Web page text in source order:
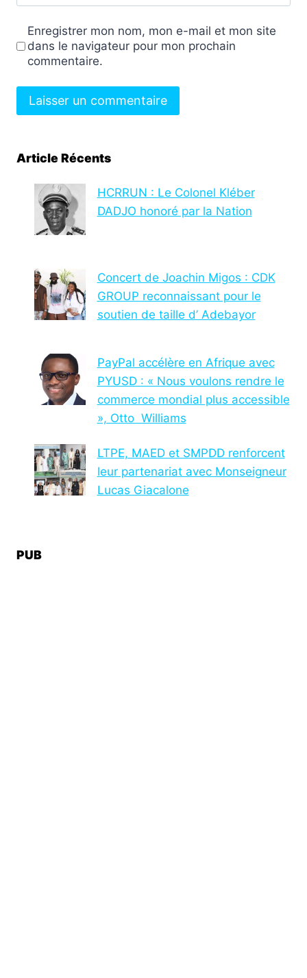
Enregistrer mon nom, mon e-mail et mon site
dans le navigateur pour mon prochain
commentaire.
Article Récents
HCRRUN : Le Colonel Kléber
DADJO honoré par la Nation
Concert de Joachin Migos : CDK
GROUP reconnaissant pour le
soutien de taille d’ Adebayor
PayPal accélère en Afrique avec
PYUSD : « Nous voulons rendre le
commerce mondial plus accessible
», Otto Williams
LTPE, MAED et SMPDD renforcent
leur partenariat avec Monseigneur
Lucas Giacalone
PUB